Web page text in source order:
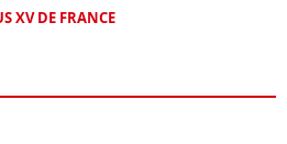
XV DE FRANCE